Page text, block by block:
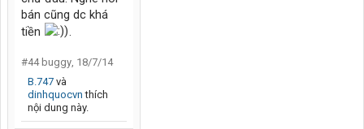
bán cũng dc khá
tiền
.
#44 buggy, 18/7/14
B.747 và
dinhquocvn thích
nội dung này.